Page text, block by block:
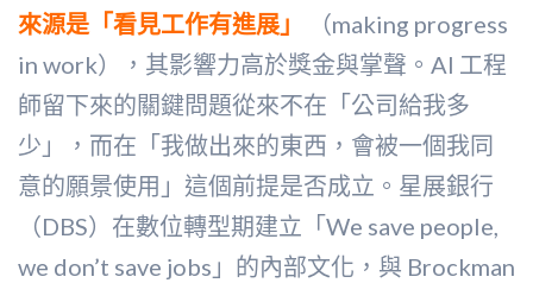
來源是「看見工作有進展」
（making progress
in work），其影響力高於獎金與掌聲。AI 工程
師留下來的關鍵問題從來不在「公司給我多
少」，而在「我做出來的東西，會被一個我同
意的願景使用」這個前提是否成立。星展銀行
（DBS）在數位轉型期建立「We save people,
we don’t save jobs」的內部文化，與 Brockman